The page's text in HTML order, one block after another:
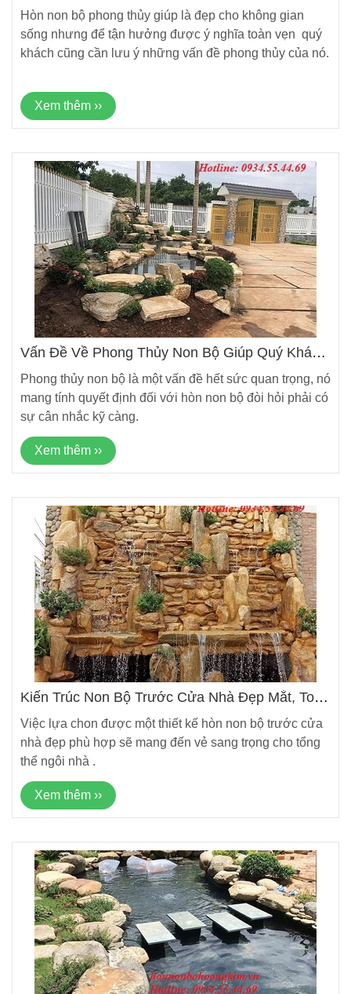
Hòn non bộ phong thủy giúp là đẹp cho không gian
sống nhưng để tận hưởng được ý nghĩa toàn vẹn quý
khách cũng cần lưu ý những vấn đề phong thủy của nó.
Xem thêm ››
Vấn Đề Về Phong Thủy Non Bộ Giúp Quý Khách
Phong thủy non bộ là một vấn đề hết sức quan trọng, nó
mang tính quyết định đối với hòn non bộ đòi hỏi phải có
sự cân nhắc kỹ càng.
Xem thêm ››
Kiến Trúc Non Bộ Trước Cửa Nhà Đẹp Mắt, Toát
Việc lựa chon được một thiết kế hòn non bộ trước cửa
nhà đẹp phù hợp sẽ mang đến vẻ sang trọng cho tổng
thể ngôi nhà .
Xem thêm ››